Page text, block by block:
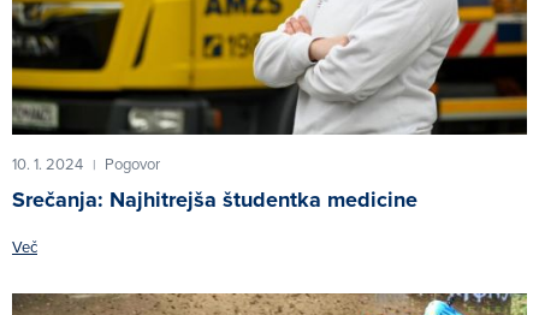
10. 1. 2024 | Pogovor
Srečanja: Najhitrejša študentka medicine
Več